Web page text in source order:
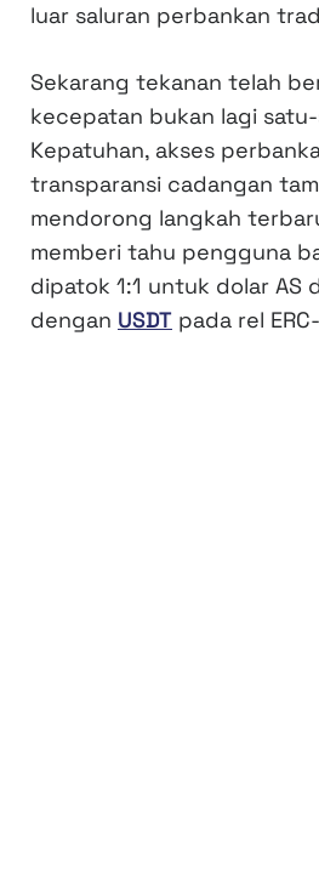
luar saluran perbankan
Sekarang tekanan telah
kecepatan bukan lagi
Kepatuhan, akses
transparansi cadangan
mendorong langkah
memberi tahu pengguna
dipatok 1:1 untuk dolar AS
dengan USDT pada rel